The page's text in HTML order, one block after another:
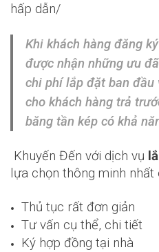
hấp dẫn/
Khi khách hàng đăng ký
được nhận những ưu
chi phí lắp đặt ban đầu
cho khách hàng trả
băng tần kép có khả
Khuyến Đến với dịch vụ
lựa chọn thông minh nhất
Thủ tục rất đơn giản
Tư vấn cụ thể, chi tiết
Ký hợp đồng tại nhà